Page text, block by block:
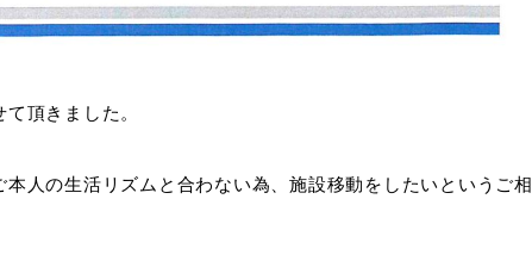
頂きました。
人の生活リズムと合わない為、施設移動をしたいというご相